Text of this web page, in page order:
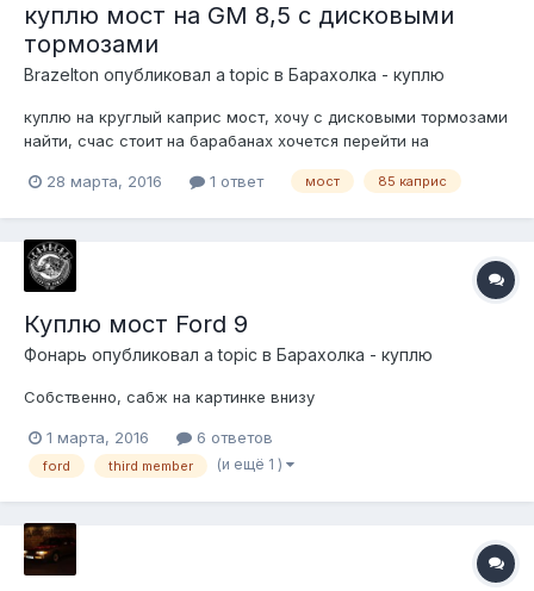
куплю мост на GM 8,5 с дисковыми
тормозами
Brazelton опубликовал a topic в Барахолка - куплю
куплю на круглый каприс мост, хочу с дисковыми тормозами
найти, счас стоит на барабанах хочется перейти на
каприсах.
28 марта, 2016 1 ответ мост 85 каприс
Куплю мост Ford 9
Фонарь опубликовал a topic в Барахолка - куплю
Собственно, сабж на картинке внизу
1 марта, 2016 6 ответов
ford third member (и ещё 1 )